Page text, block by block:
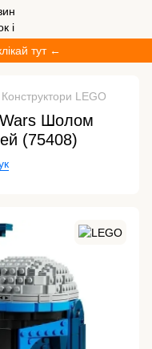
тут ←
Конструктори LEGO
Wars Шолом
(75408)